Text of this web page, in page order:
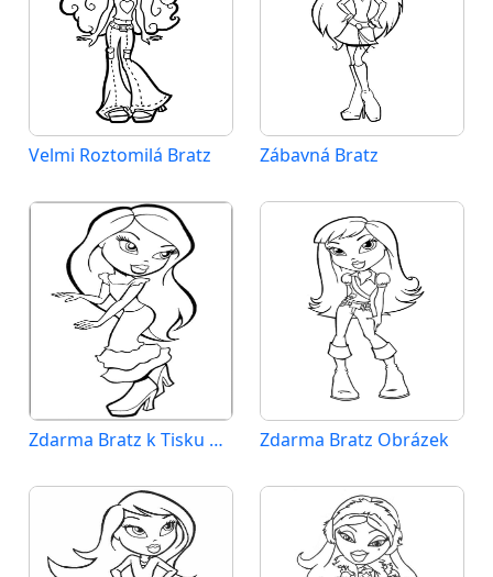
Velmi Roztomilá Bratz Zábavná Bratz
Zdarma Bratz k Tisku pro Děti Zdarma Bratz Obrázek